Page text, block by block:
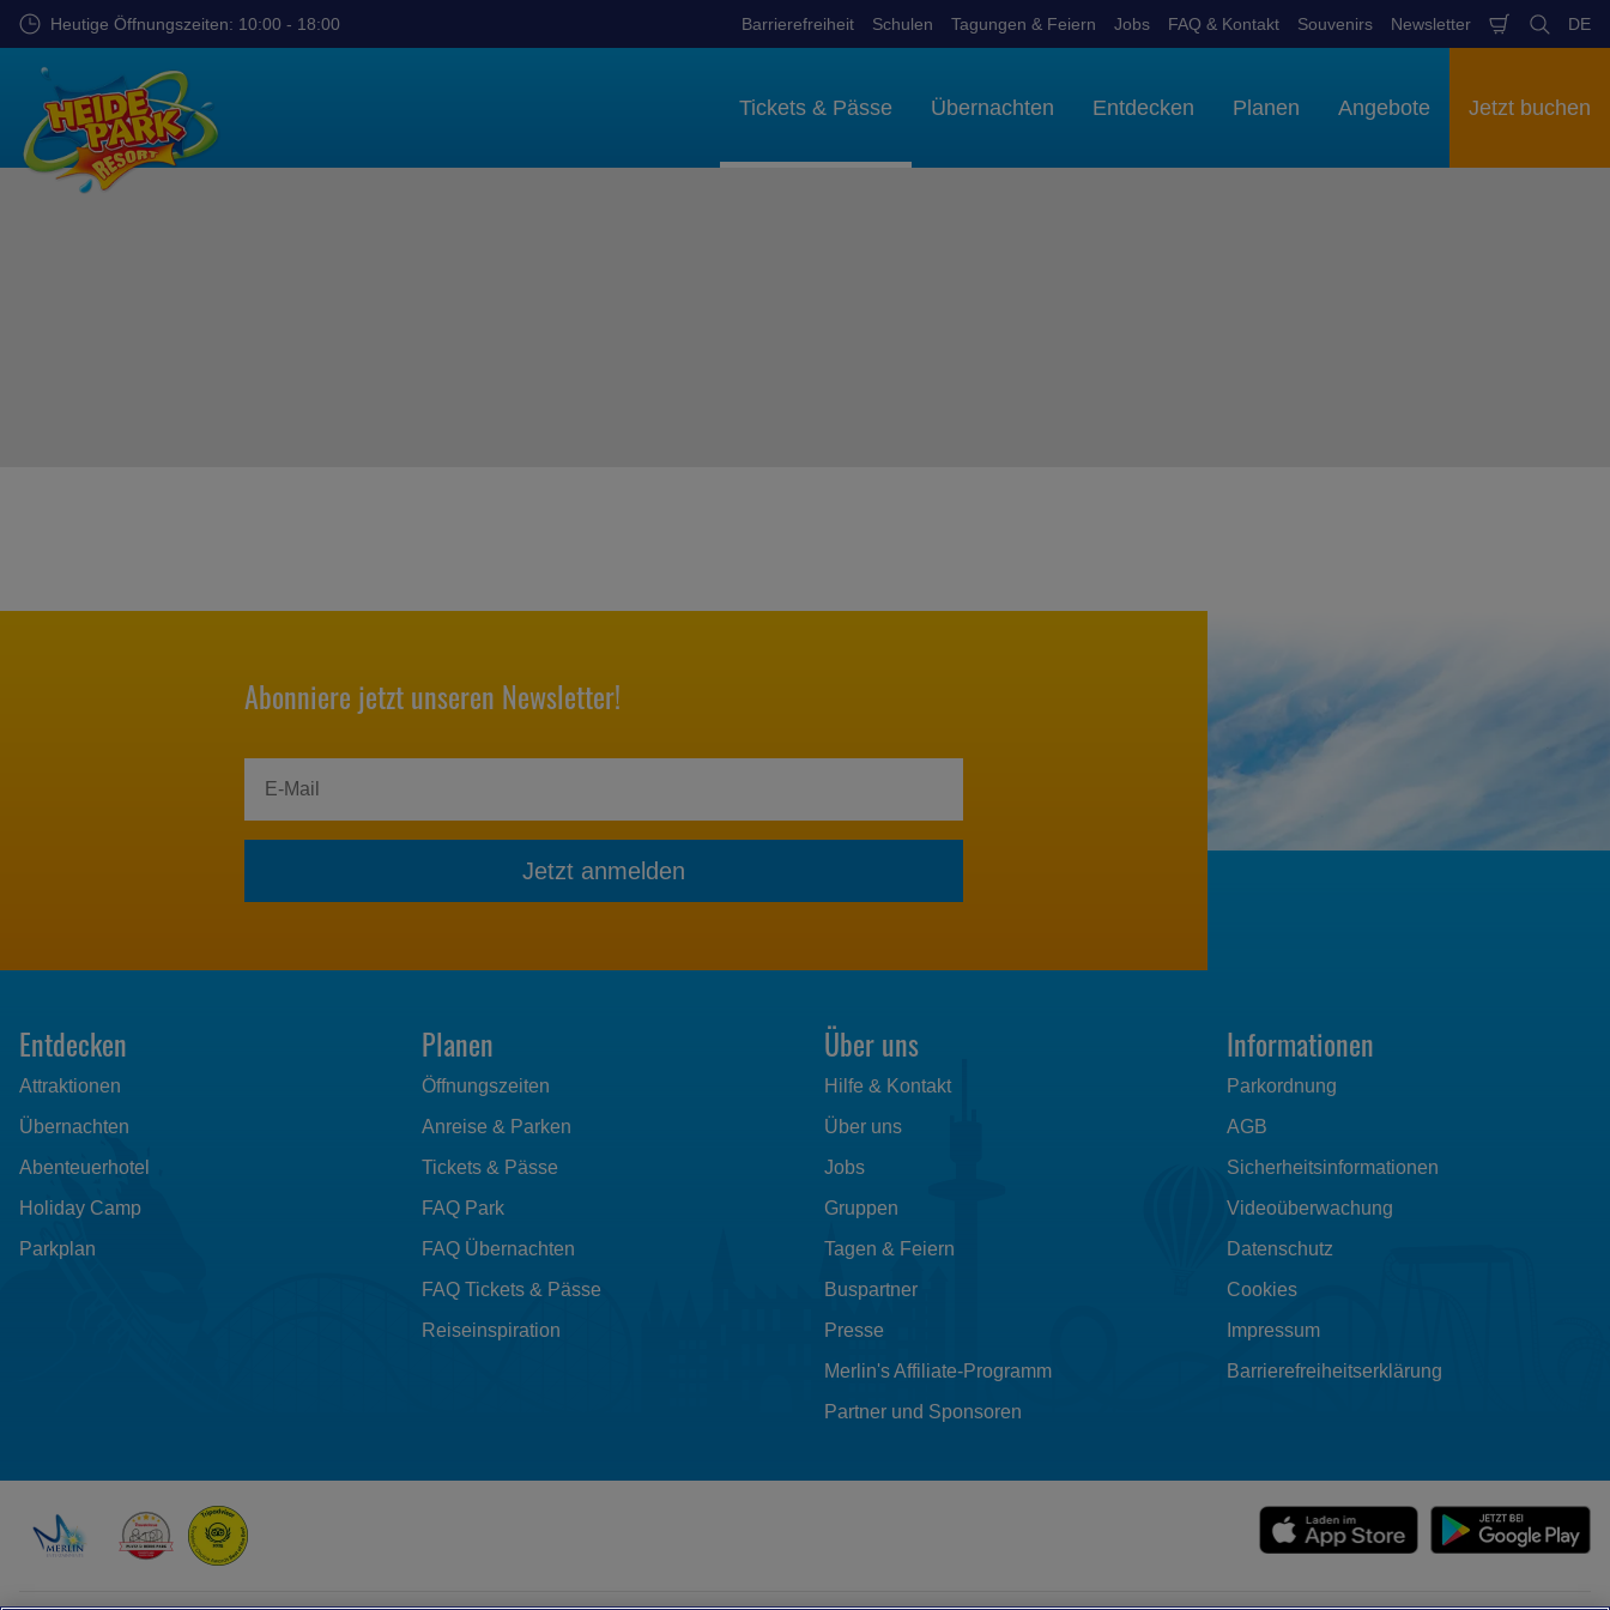
Zum
springen
Heutige Öffnungszeiten: 10:00 - 18:00 Barrierefreiheit Schulen Tagungen & Feiern Jobs FAQ & Kontakt Souvenirs Newsletter Warenkob
Suchen
DE
Tickets & Pässe Übernachten Entdecken Planen Angebote Jetzt buchen
Abonniere jetzt unseren Newsletter!
Jetzt anmelden
Entdecken
Attraktionen
Übernachten
Abenteuerhotel
Holiday Camp
Parkplan
Planen
Öffnungszeiten
Anreise & Parken
Tickets & Pässe
FAQ Park
FAQ Übernachten
FAQ Tickets & Pässe
Reiseinspiration
Über uns
Hilfe & Kontakt
Über uns
Jobs
Gruppen
Tagen & Feiern
Buspartner
Presse
Merlin's Affiliate-Programm
Partner und Sponsoren
Informationen
Parkordnung
AGB
Sicherheitsinformationen
Videoüberwachung
Datenschutz
Cookies
Impressum
Barrierefreiheitserklärung